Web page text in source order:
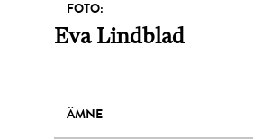
FOTO:
Eva Lindblad
ÄMNE